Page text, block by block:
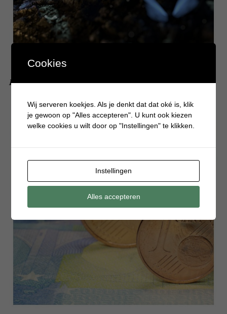
Hoe vertel je je kindje dat sprookjes niet bestaan?
Cookies
Wij serveren koekjes. Als je denkt dat dat oké is, klik
je gewoon op "Alles accepteren". U kunt ook kiezen
welke cookies u wilt door op "Instellingen" te klikken.
Instellingen
Alles accepteren